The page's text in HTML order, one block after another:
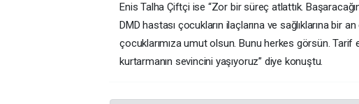
Enis Talha Çiftçi ise “Zor bir süreç atlattık.
DMD hastası çocukların ilaçlarına ve sağlıklarına bir
çocuklarımıza umut olsun. Bunu herkes görsün. Tarif
kurtarmanın sevincini yaşıyoruz” diye konuştu.